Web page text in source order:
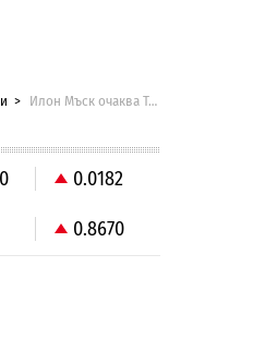
Илон Мъск очаква Tesla скоро да е на печалба
0.0182
0.8670